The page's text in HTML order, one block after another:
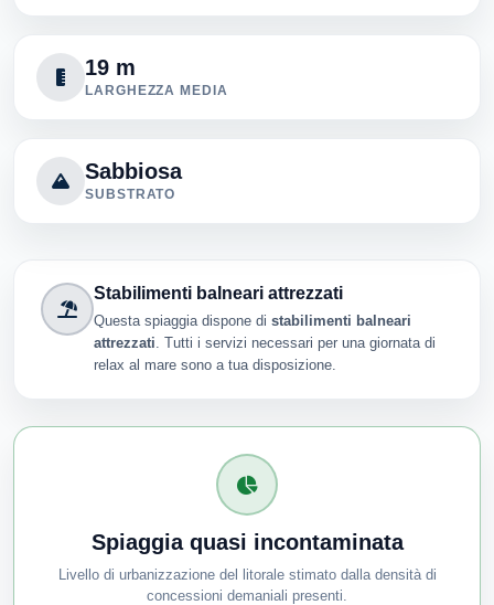
19 m
LARGHEZZA MEDIA
Sabbiosa
SUBSTRATO
Stabilimenti balneari attrezzati
Questa spiaggia dispone di stabilimenti balneari
attrezzati. Tutti i servizi necessari per una giornata di
relax al mare sono a tua disposizione.
Spiaggia quasi incontaminata
Livello di urbanizzazione del litorale stimato dalla densità di
concessioni demaniali presenti.